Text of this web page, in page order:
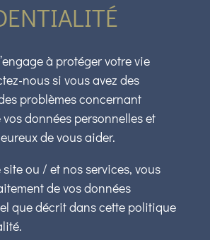
à protéger votre vie
nous si vous avez des
problèmes concernant
données personnelles et
de vous aider.
ou / et nos services, vous
de vos données
que décrit dans cette politique